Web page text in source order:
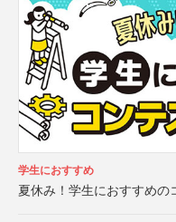
学生におすすめ
夏休み！学生におすすめの